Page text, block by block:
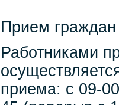
Прием граждан
Работниками
приема: с 09-